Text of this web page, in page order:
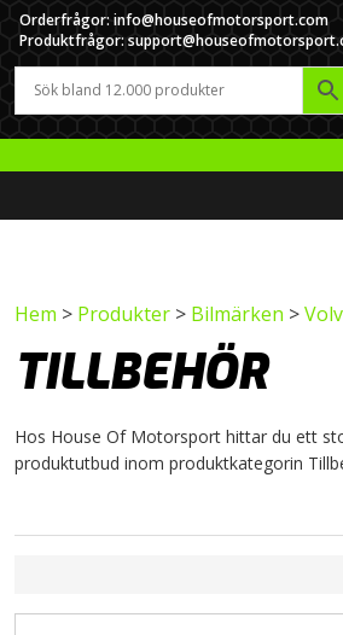
Orderfrågor: info@houseofmotorsport.com
Produktfrågor:
Hem > Produkter > Bilmärken >
TILLBEHÖR
Hos House Of Motorsport hittar du ett
produktutbud inom produktkategorin